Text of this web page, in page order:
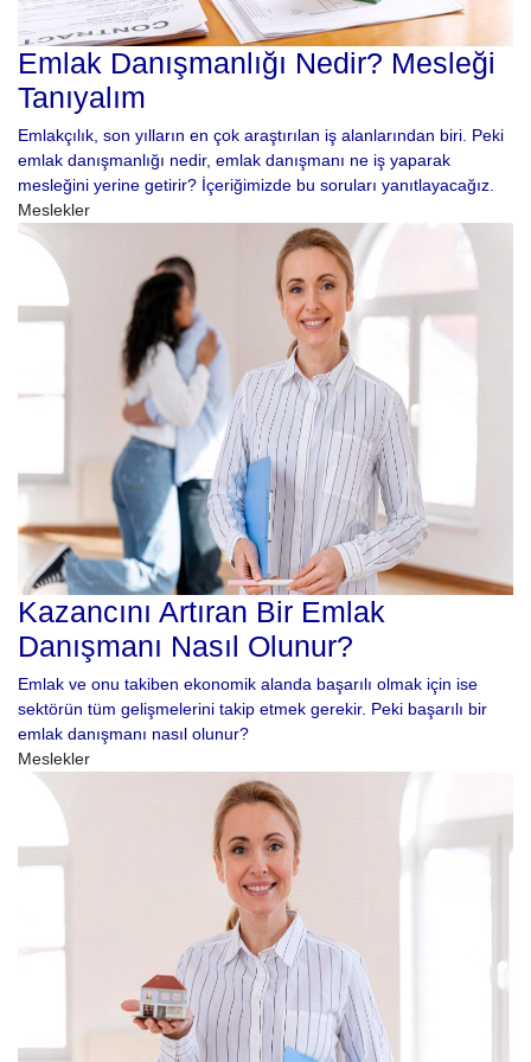
Emlak Danışmanlığı Nedir? Mesleği
Tanıyalım
Emlakçılık, son yılların en çok araştırılan iş alanlarından biri. Peki
emlak danışmanlığı nedir, emlak danışmanı ne iş yaparak
mesleğini yerine getirir? İçeriğimizde bu soruları yanıtlayacağız.
Meslekler
Kazancını Artıran Bir Emlak
Danışmanı Nasıl Olunur?
Emlak ve onu takiben ekonomik alanda başarılı olmak için ise
sektörün tüm gelişmelerini takip etmek gerekir. Peki başarılı bir
emlak danışmanı nasıl olunur?
Meslekler